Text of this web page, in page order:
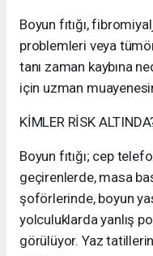
Boyun fıtığı,
problemleri veya
tanı zaman kaybına
için uzman
KİMLER RİSK
Boyun fıtığı; cep
geçirenlerde, masa
şoförlerinde, boyun
yolculuklarda yanlış
görülüyor. Yaz